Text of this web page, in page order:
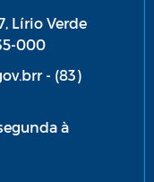
Lírio Verde
000
- (83)
à